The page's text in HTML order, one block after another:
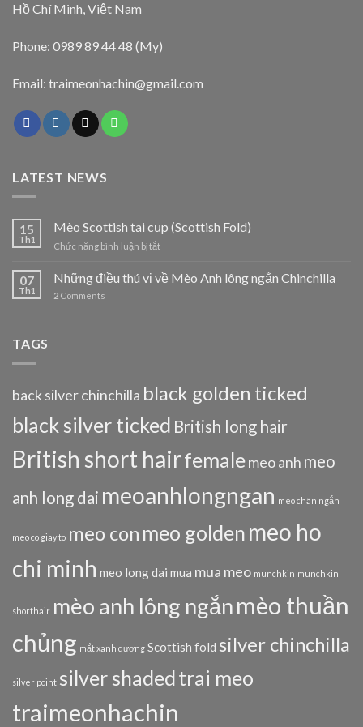
Hồ Chí Minh, Việt Nam
Phone: 0989 89 44 48 (My)
Email: traimeonhachin@gmail.com
LATEST NEWS
15
Th1
Mèo Scottish tai cụp (Scottish Fold)
Chức năng bình luận bị tắtở
Scottish
07
Th1
Những điều thú vị về Mèo Anh lông ngắn Chinchilla
2 Comments
TAGS
back silver chinchilla black golden ticked
black silver ticked British long hair
British short hairfemalemeo anh meo
anh long dai meoanhlongngan meo chân ngắn
meo co giay to meo con meo golden meo ho
chi minh meo long dai mua mua meo munchkin munchkin
shorthair mèo anh lông ngắnmèo thuần
chủng mắt xanh dương Scottish fold silver chinchilla
silver point silver shadedtrai meo
traimeonhachin